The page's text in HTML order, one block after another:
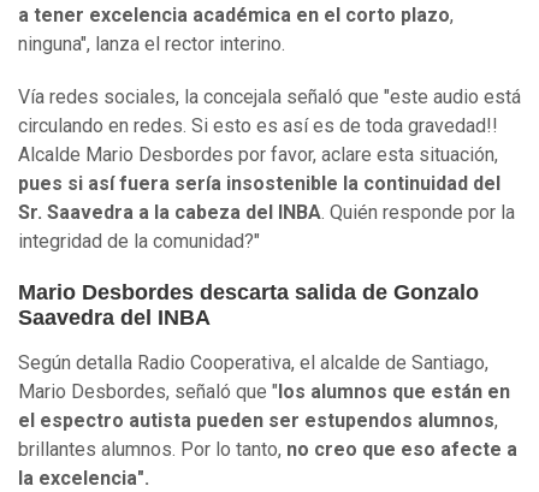
a tener excelencia académica en el corto plazo,
ninguna", lanza el rector interino.
Vía redes sociales, la concejala señaló que "este audio está
circulando en redes. Si esto es así es de toda gravedad!!
Alcalde Mario Desbordes por favor, aclare esta situación,
pues si así fuera sería insostenible la continuidad del
Sr. Saavedra a la cabeza del INBA. Quién responde por la
integridad de la comunidad?"
Mario Desbordes descarta salida de Gonzalo
Saavedra del INBA
Según detalla Radio Cooperativa, el alcalde de Santiago,
Mario Desbordes, señaló que "los alumnos que están en
el espectro autista pueden ser estupendos alumnos,
brillantes alumnos. Por lo tanto, no creo que eso afecte a
la excelencia".